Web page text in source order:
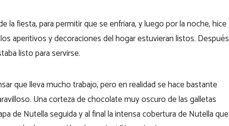
la fiesta, para permitir que se enfriara, y luego por la noche, hice
aperitivos y decoraciones del hogar estuvieran listos. Después
listo para servirse.
que lleva mucho trabajo, pero en realidad se hace bastante
Una corteza de chocolate muy oscuro de las galletas
de Nutella seguida y al final la intensa cobertura de Nutella que